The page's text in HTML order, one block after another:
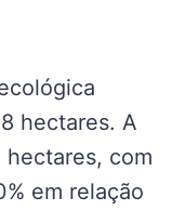
hectares. A
hectares, com
em relação